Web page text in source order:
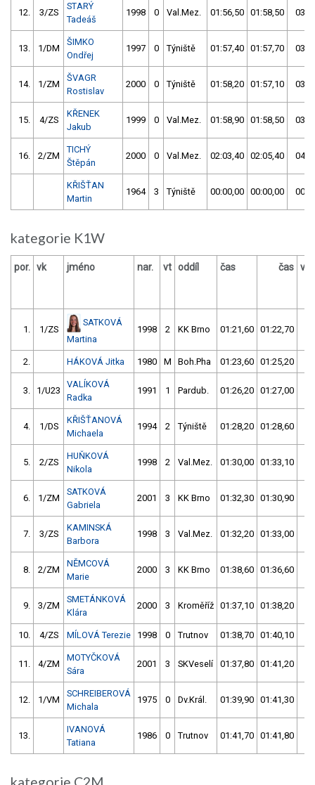
12. 3/ZS
STARÝ
Tadeáš
1998 0 Val.Mez. 01:56,50 01:58,50
13. 1/DM
ŠIMKO
Ondřej
1997 0 Týniště 01:57,40 01:57,70
14. 1/ZM
ŠVAGR
Rostislav
2000 0 Týniště 01:58,20 01:57,10
15. 4/ZS
KŘENEK
Jakub
1999 0 Val.Mez. 01:58,90 01:58,50
16. 2/ZM
TICHÝ
Štěpán
2000 0 Val.Mez. 02:03,40 02:05,40
KŘIŠŤAN
Martin
1964 3 Týniště 00:00,00 00:00,00
kategorie K1W
por. vk jméno nar. vt oddíl čas čas
1. 1/ZS
SATKOVÁ
Martina
1998 2 KK Brno 01:21,60 01:22,70
2. HÁKOVÁ Jitka 1980 M Boh.Pha 01:23,60 01:25,20
3. 1/U23
VALÍKOVÁ
Radka
1991 1 Pardub. 01:26,20 01:27,00
4. 1/DS
KŘIŠŤANOVÁ
Michaela
1994 2 Týniště 01:28,20 01:28,60
5. 2/ZS
HUŇKOVÁ
Nikola
1998 2 Val.Mez. 01:30,00 01:33,10
6. 1/ZM
SATKOVÁ
Gabriela
2001 3 KK Brno 01:32,30 01:30,90
7. 3/ZS
KAMINSKÁ
Barbora
1998 3 Val.Mez. 01:32,20 01:33,00
8. 2/ZM
NĚMCOVÁ
Marie
2000 3 KK Brno 01:38,60 01:36,60
9. 3/ZM
SMETÁNKOVÁ
Klára
2000 3 Kroměříž 01:37,10 01:38,20
10. 4/ZS MÍLOVÁ Terezie 1998 0 Trutnov 01:38,70 01:40,10
11. 4/ZM
MOTYČKOVÁ
Sára
2001 3 SKVeselí 01:37,80 01:41,20
12. 1/VM
SCHREIBEROVÁ
Michala
1975 0 Dv.Král. 01:39,90 01:41,30
13.
IVANOVÁ
Tatiana
1986 0 Trutnov 01:41,70 01:41,80